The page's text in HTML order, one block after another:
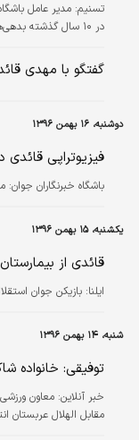
تسنیم: مدیر عامل
در ۱۰ سال گذشته بدهی‌های باشگاه را ندادند خواب بودند.
گفتگو با مهدی
دوشنبه، ۱۶ بهمن ۱۳۹۶
فیزیوتراپی
باشگاه خبرنگاران جوان:
یکشنبه، ۱۵ بهمن ۱۳۹۶
قائدی از
ایلنا: بازیکن جوان
شنبه، ۱۴ بهمن ۱۳۹۶
توفیقی: خانواده
خبر آنلاین: معاون
مقابل الهلال عربستان